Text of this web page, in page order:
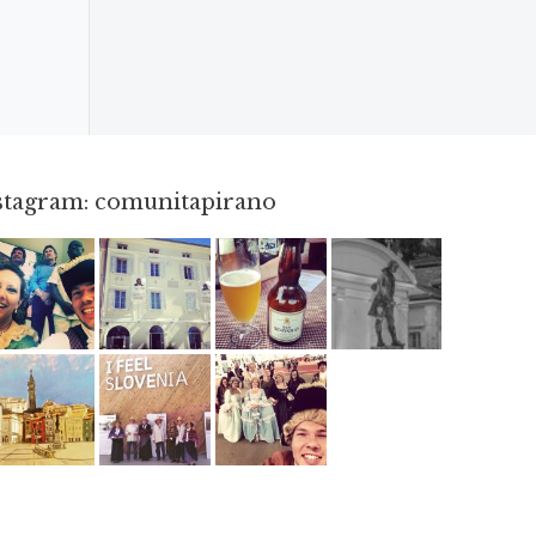
comunitapirano
Mag 23 Apr 3 Giu 3 Apr 18
Giu 12 Mag 2 Mag 15